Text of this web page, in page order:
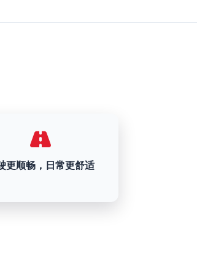
更顺畅，日常更舒适